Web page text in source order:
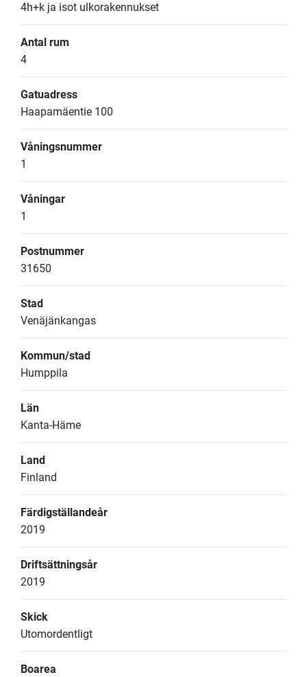
4h+k ja isot ulkorakennukset
Antal rum
4
Gatuadress
Haapamäentie 100
Våningsnummer
1
Våningar
1
Postnummer
31650
Stad
Venäjänkangas
Kommun/stad
Humppila
Län
Kanta-Häme
Land
Finland
Färdigställandeår
2019
Driftsättningsår
2019
Skick
Utomordentligt
Boarea